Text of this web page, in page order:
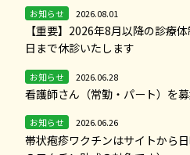
お知らせ 2026.08.01
【重要】2026年8月以降の診療
日まで休診いたします
お知らせ 2026.06.28
看護師さん（常勤・パート）を
お知らせ 2026.06.26
帯状疱疹ワクチンはサイトから